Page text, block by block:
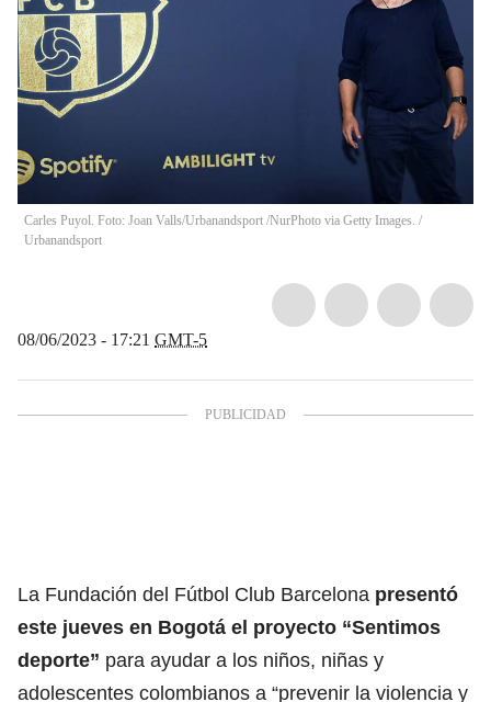
Carles Puyol. Foto: Joan Valls/Urbanandsport /NurPhoto via Getty Images. /
Urbanandsport
08/06/2023 - 17:21 GMT-5
La Fundación del Fútbol Club Barcelona presentó
este jueves en Bogotá el proyecto “Sentimos
deporte” para ayudar a los niños, niñas y
adolescentes colombianos a “prevenir la violencia y